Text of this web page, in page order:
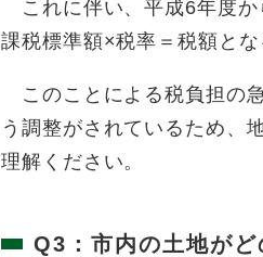
これに伴い、平成6年度か
課税標準額×税率＝税額と
このことによる税負担の
う調整がされているため、
理解ください。
Q3： 市内の土地が